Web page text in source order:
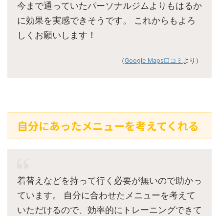
今まで通っていたパーソナルジムよりもはるか
に効果を実感できそうです。 これからもよろ
しくお願いします！
（Google Maps口コミ より）
自分にあったメニューを考えてくれる
着替えなどを持って行く必要が無いので助かっ
ています。 自分に合わせたメニューを考えて
いただけるので、効率的にトレーニングできて